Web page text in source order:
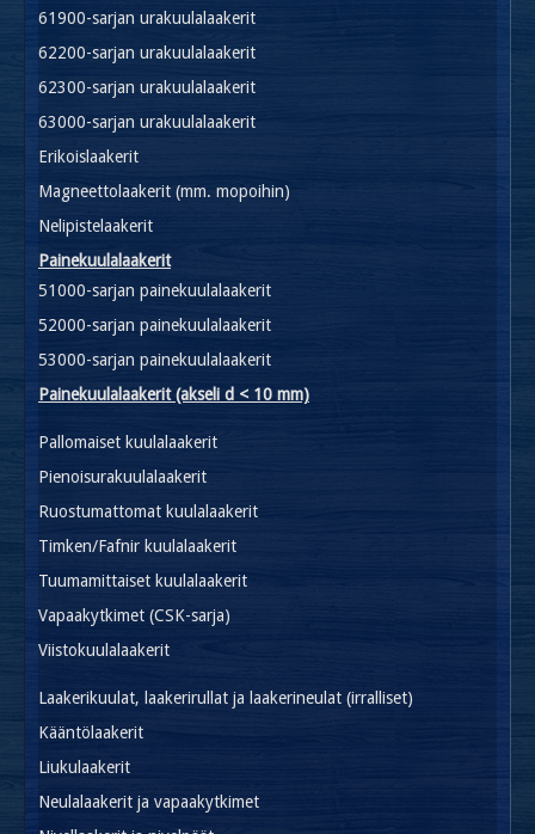
61900-sarjan urakuulalaakerit
62200-sarjan urakuulalaakerit
62300-sarjan urakuulalaakerit
63000-sarjan urakuulalaakerit
Erikoislaakerit
Magneettolaakerit (mm. mopoihin)
Nelipistelaakerit
Painekuulalaakerit
51000-sarjan painekuulalaakerit
52000-sarjan painekuulalaakerit
53000-sarjan painekuulalaakerit
Painekuulalaakerit (akseli d < 10 mm)
Pallomaiset kuulalaakerit
Pienoisurakuulalaakerit
Ruostumattomat kuulalaakerit
Timken/Fafnir kuulalaakerit
Tuumamittaiset kuulalaakerit
Vapaakytkimet (CSK-sarja)
Viistokuulalaakerit
Laakerikuulat, laakerirullat ja laakerineulat (irralliset)
Kääntölaakerit
Liukulaakerit
Neulalaakerit ja vapaakytkimet